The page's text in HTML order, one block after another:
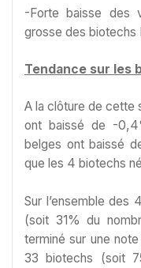
-Forte baisse des
grosse des biotechs
Tendance sur les
A la clôture de cette
ont baissé de -
belges ont baissé
que les 4 biotechs
Sur l’ensemble des
(soit 31% du
terminé sur une note
33 biotechs (soit